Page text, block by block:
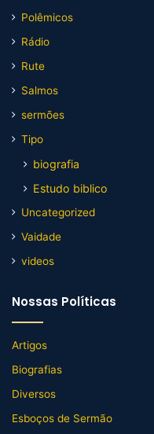
Polêmicos
Rádio
Rute
Salmos
sermões
Tipo
biografia
Estudo biblico
Uncategorized
Vaidade
videos
Nossas Políticas
Artigos
Biografias
Diversos
Esboços de Sermão